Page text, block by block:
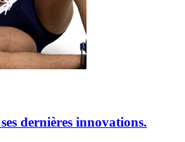
dernières innovations.